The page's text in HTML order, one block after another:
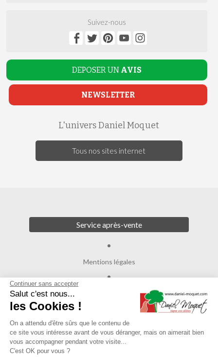
Continuer sans accepter
Salut c'est nous...
les Cookies !
On a attendu d'être sûrs que le contenu de
ce site vous intéresse avant de vous déranger, mais on aimerait bien
vous accompagner pendant votre visite...
C'est OK pour vous ?
Suivez-nous
DEPOSER UN AVIS
NEWSLETTER
L'univers Daniel Moquet
Tous nos sites internet
Service après-vente
Mentions légales
Agence de communication
Plan du site